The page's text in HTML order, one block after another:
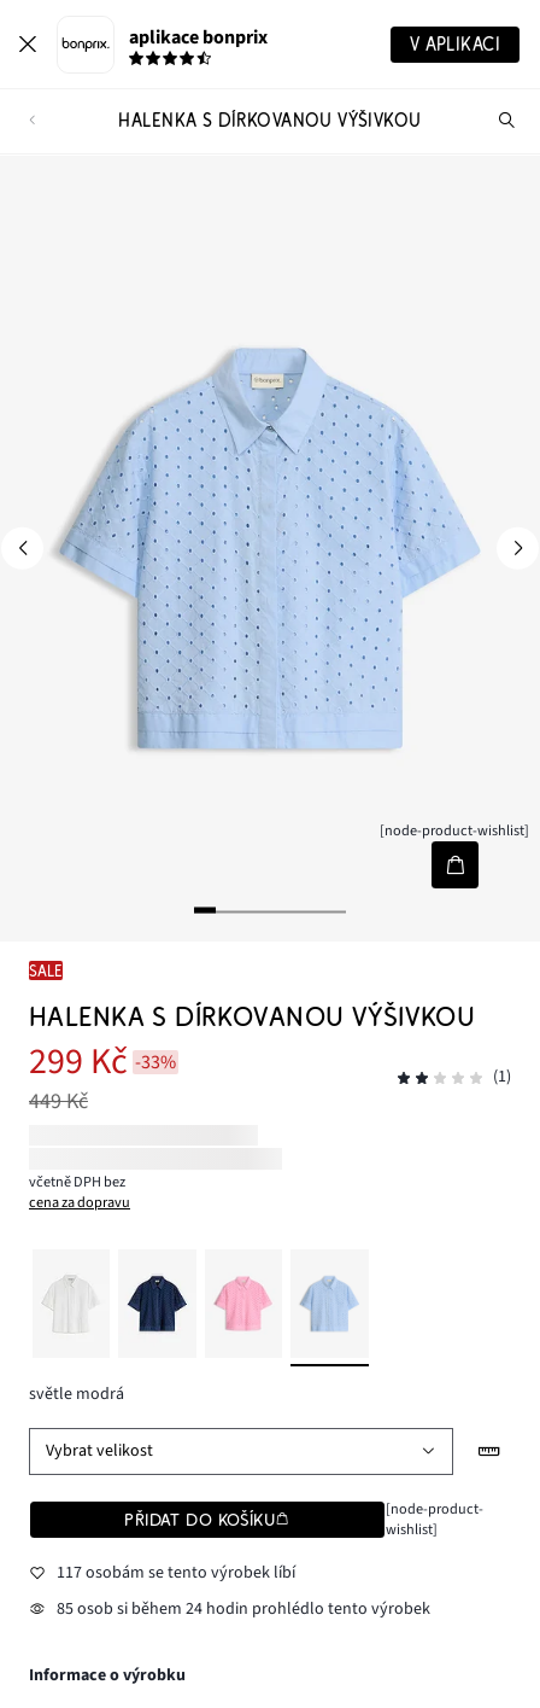
aplikace bonprix V APLIKACI
HALENKA S DÍRKOVANOU VÝŠIVKOU
[node-product-wishlist]
SALE
HALENKA S DÍRKOVANOU VÝŠIVKOU
299 Kč -33%
449 Kč
(1)
včetně DPH bez
cena za dopravu
světle modrá
Vybrat velikost
PŘIDAT DO KOŠÍKU
[node-product-
wishlist]
117 osobám se tento výrobek líbí
85 osob si během 24 hodin prohlédlo tento výrobek
Informace o výrobku